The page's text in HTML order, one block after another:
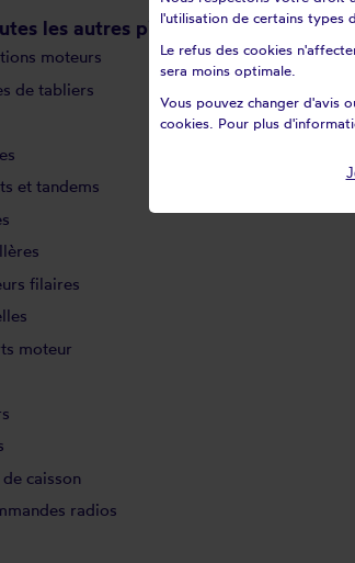
les autres pièces pour volet
moteurs
de tabliers
et tandems
filaires
moteur
caisson
radios
l'utilisation de certains types
Le refus des cookies
sera moins optimale.
Vous pouvez changer d'avis
cookies. Pour plus